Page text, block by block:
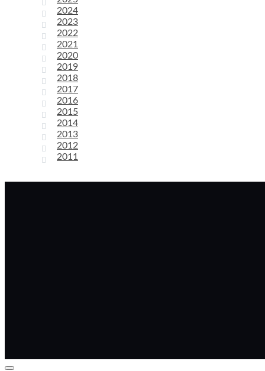
2024
2023
2022
2021
2020
2019
2018
2017
2016
2015
2014
2013
2012
2011